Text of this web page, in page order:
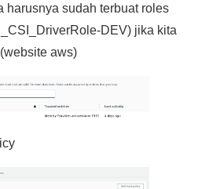
harusnya sudah terbuat roles
DEV) jika kita
aws)